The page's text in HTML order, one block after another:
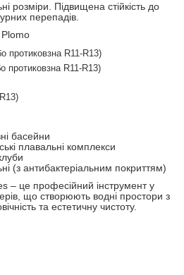
розміри. Підвищена стійкість до
перепадів.
протиковзна R11-R13)
протиковзна R11-R13)
басейни
плавальні комплекси
(з антибактеріальним покриттям)
– це професійний інструмент у
що створюють водні простори з
та естетичну чистоту.